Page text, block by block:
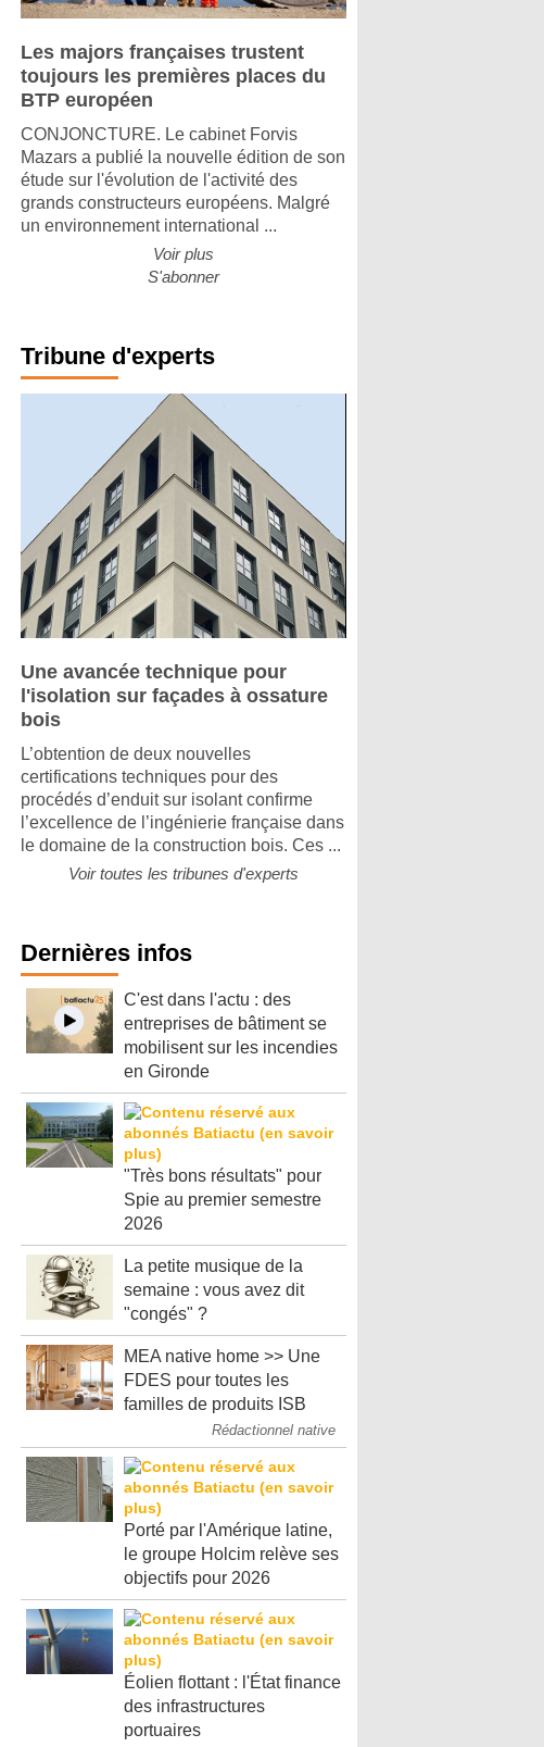
Les majors françaises trustent
toujours les premières places du
BTP européen
CONJONCTURE. Le cabinet Forvis
Mazars a publié la nouvelle édition de son
étude sur l'évolution de l'activité des
grands constructeurs européens. Malgré
un environnement international ...
Voir plus
S'abonner
Tribune d'experts
Une avancée technique pour
l'isolation sur façades à ossature
bois
L’obtention de deux nouvelles
certifications techniques pour des
procédés d’enduit sur isolant confirme
l’excellence de l’ingénierie française dans
le domaine de la construction bois. Ces ...
Voir toutes les tribunes d'experts
Dernières infos
C'est dans l'actu : des
entreprises de bâtiment se
mobilisent sur les incendies
en Gironde
"Très bons résultats" pour
Spie au premier semestre
2026
La petite musique de la
semaine : vous avez dit
"congés" ?
MEA native home >> Une
FDES pour toutes les
familles de produits ISB
Rédactionnel native
Porté par l'Amérique latine,
le groupe Holcim relève ses
objectifs pour 2026
Éolien flottant : l'État finance
des infrastructures
portuaires